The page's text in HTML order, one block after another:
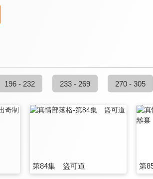
196 - 232 233 - 269 270 - 305
第84集 盜可道 第